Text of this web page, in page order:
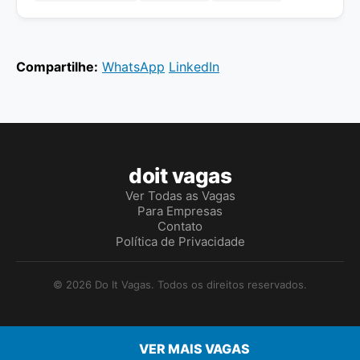
Compartilhe: WhatsApp LinkedIn
VER MAIS VAGAS
doit vagas
Ver Todas as Vagas
Para Empresas
Contato
Política de Privacidade
© 2026 Do It Vagas. Todos os direitos reservados.